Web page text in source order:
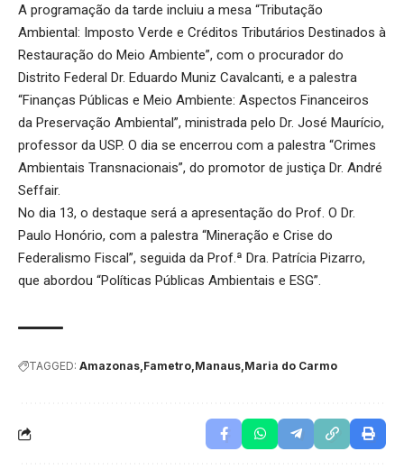
A programação da tarde incluiu a mesa “Tributação
Ambiental: Imposto Verde e Créditos Tributários Destinados à
Restauração do Meio Ambiente”, com o procurador do
Distrito Federal Dr. Eduardo Muniz Cavalcanti, e a palestra
“Finanças Públicas e Meio Ambiente: Aspectos Financeiros
da Preservação Ambiental”, ministrada pelo Dr. José Maurício,
professor da USP. O dia se encerrou com a palestra “Crimes
Ambientais Transnacionais”, do promotor de justiça Dr. André
Seffair.
No dia 13, o destaque será a apresentação do Prof. O Dr.
Paulo Honório, com a palestra “Mineração e Crise do
Federalismo Fiscal”, seguida da Prof.ª Dra. Patrícia Pizarro,
que abordou “Políticas Públicas Ambientais e ESG”.
TAGGED: Amazonas Fametro Manaus Maria do Carmo